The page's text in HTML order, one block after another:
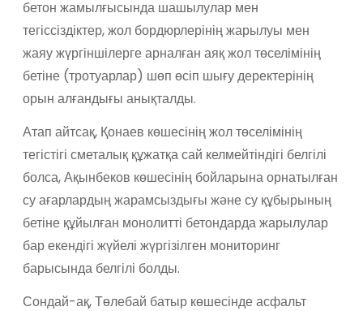
бетон жамылғысында шашылулар мен
тегіссіздіктер, жол бордюрлерінің жарылуы мен
жаяу жүргіншілерге арналған аяқ жол төселімінің
бетіне (тротуарлар) шөп өсіп шығу деректерінің
орын алғандығы анықталды.
Атап айтсақ, Қонаев көшесінің жол төселімінің
тегістігі сметалық құжатқа сай келмейтіндігі белгілі
болса, Ақынбеков көшесінің бойларына орнатылған
су ағарлардың жарамсыздығы және су құбырының
бетіне құйылған монолитті бетондарда жарылулар
бар екендігі жүйелі жүргізілген мониторинг
барысында белгілі болды.
Сондай-ақ, Төлебай батыр көшесінде асфальт